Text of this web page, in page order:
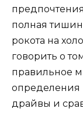
полная
рокота на
говорить о
правильное
определения
драйвы и